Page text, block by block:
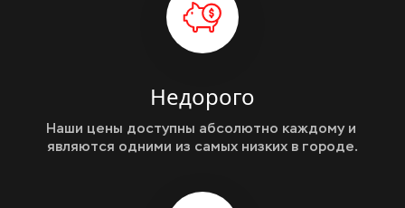
Недорого
Наши цены доступны абсолютно каждому и
являются одними из самых низких в городе.